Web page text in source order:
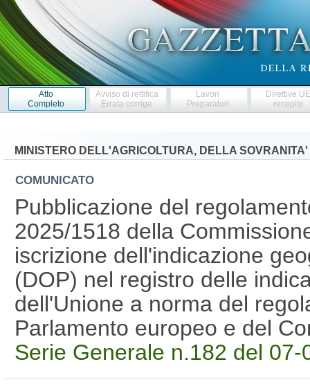
Atto
Completo
Avviso di rettifica
Errata corrige
Lavori
Preparatori
Direttive
recepite
MINISTERO DELL'AGRICOLTURA, DELLA
COMUNICATO
Pubblicazione del
2025/1518 della
iscrizione dell'indicazione
(DOP) nel registro delle
dell'Unione a norma del
Parlamento europeo e del
Serie Generale n.182 del 07-